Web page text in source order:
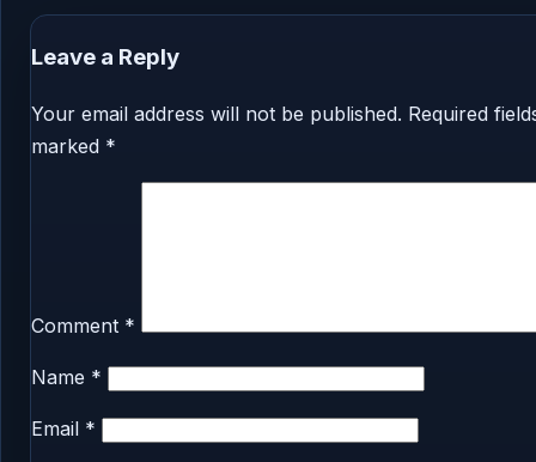
Leave a Reply
Your email address will not be published. Required
marked *
Comment *
Name *
Email *